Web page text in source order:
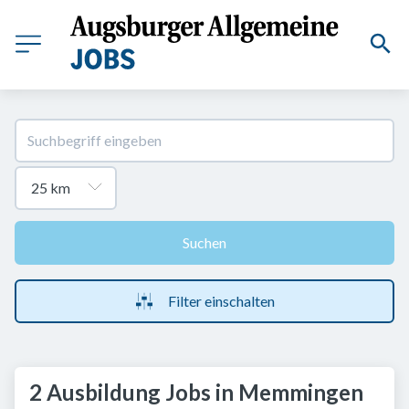
Suchen
Filter einschalten
2 Ausbildung Jobs in Memmingen